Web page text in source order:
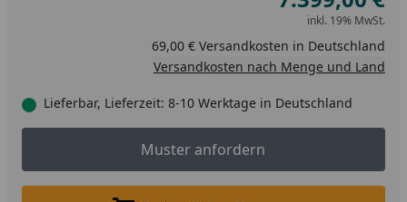
inkl. 19% MwSt.
69,00 € Versandkosten in Deutschland
Versandkosten nach Menge und Land
Lieferbar, Lieferzeit: 8-10 Werktage in Deutschland
Muster anfordern
Muster anfordern